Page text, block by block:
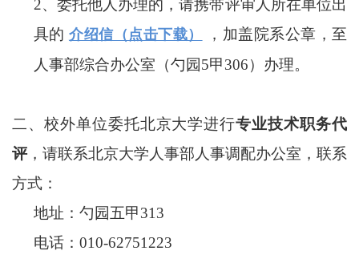
2、委托他人办理的，请携带评审人所在单位出
具的 介绍信（点击下载）
，加盖院系公章，至
人事部综合办公室（勺园5甲306）办理。
二、校外单位委托北京大学进行专业技术职务代
评，请联系北京大学人事部人事调配办公室，联系
方式：
地址：勺园五甲313
电话：010-62751223